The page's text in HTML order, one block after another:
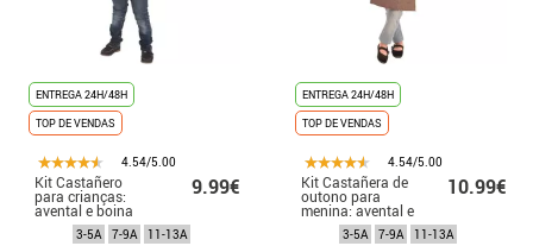
ENTREGA 24H/48H
TOP DE VENDAS
4.54/5.00
Kit Castañero
para crianças:
avental e boina
9.99€
3-5A 7-9A 11-13A
ENTREGA 24H/48H
TOP DE VENDAS
4.54/5.00
Kit Castañera de
outono para
menina: avental e
10.99€
3-5A 7-9A 11-13A